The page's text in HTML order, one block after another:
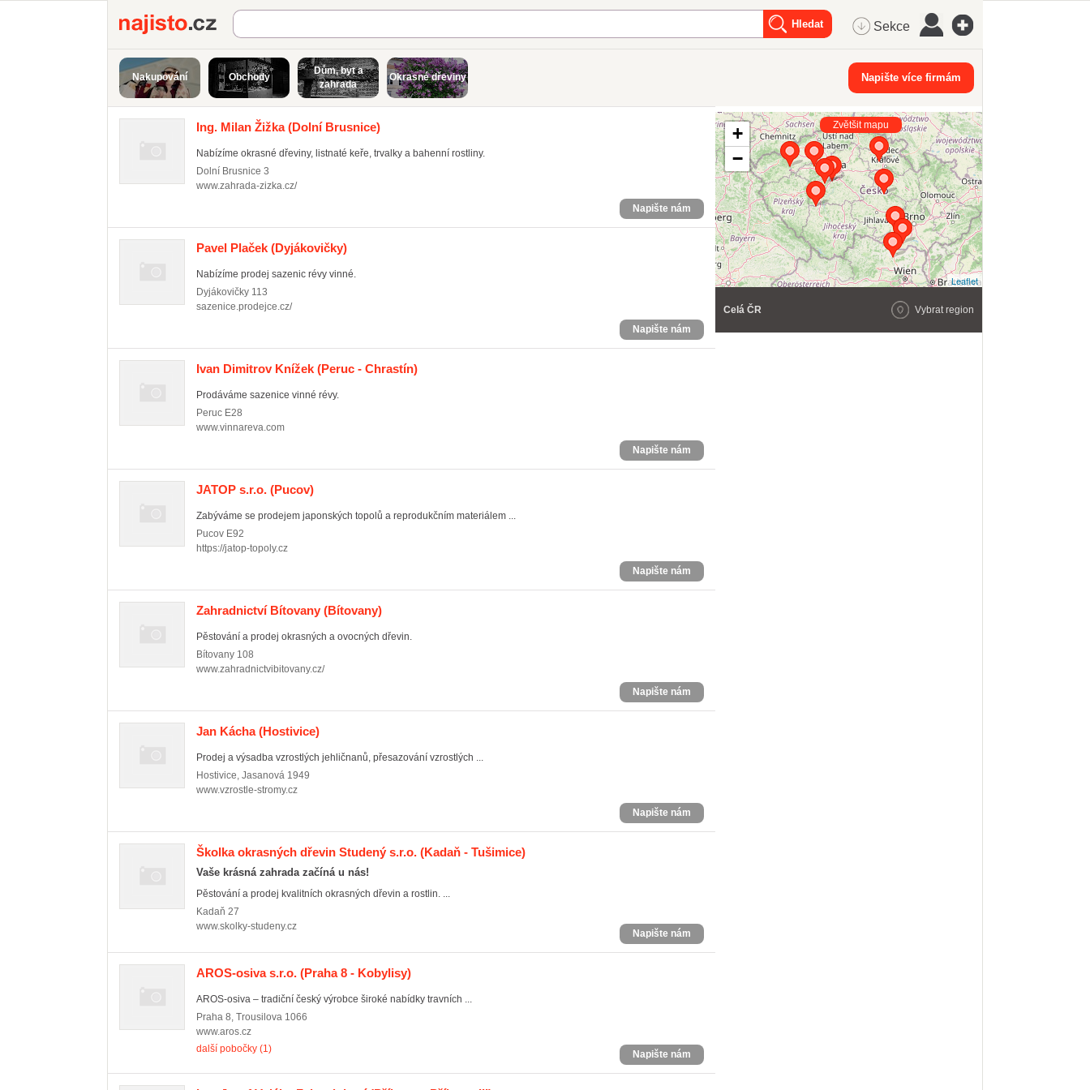
Najisto.cz Sekce
Nakupování Obchody
Dům, byt a
zahrada
Okrasné dřeviny Napište více firmám
Ing. Milan Žižka(Dolní Brusnice)
Nabízíme okrasné dřeviny, listnaté keře, trvalky a bahenní rostliny.
Dolní Brusnice 3
www.zahrada-zizka.cz/
Napište nám
Pavel Plaček (Dyjákovičky)
Nabízíme prodej sazenic révy vinné.
Dyjákovičky 113
sazenice.prodejce.cz/
Napište nám
Ivan Dimitrov Knížek (Peruc - Chrastín)
Prodáváme sazenice vinné révy.
Peruc E28
www.vinnareva.com
Napište nám
JATOP s.r.o. (Pucov)
Zabýváme se prodejem japonských topolů a reprodukčním materiálem ...
Pucov E92
https://jatop-topoly.cz
Napište nám
Zahradnictví Bítovany (Bítovany)
Pěstování a prodej okrasných a ovocných dřevin.
Bítovany 108
www.zahradnictvibitovany.cz/
Napište nám
Jan Kácha(Hostivice)
Prodej a výsadba vzrostlých jehličnanů, přesazování vzrostlých ...
Hostivice, Jasanová 1949
www.vzrostle-stromy.cz
Napište nám
Školka okrasných dřevin Studený s.r.o. (Kadaň - Tušimice)
Vaše krásná zahrada začíná u nás!
Pěstování a prodej kvalitních okrasných dřevin a rostlin. ...
Kadaň 27
www.skolky-studeny.cz
Napište nám
AROS-osiva s.r.o. (Praha 8 - Kobylisy)
AROS-osiva – tradiční český výrobce široké nabídky travních ...
Praha 8, Trousilova 1066
www.aros.cz
další pobočky (1)
Napište nám
+
−
Leaflet
Zvětšit mapu
Celá ČR Vybrat region